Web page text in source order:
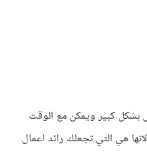
بشكل كبير ويمكن مع الوقت
هي التي تجعلك رائد اعمال